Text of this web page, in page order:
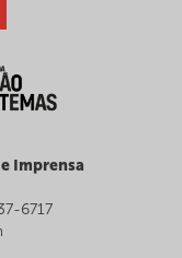
Imprensa
6717